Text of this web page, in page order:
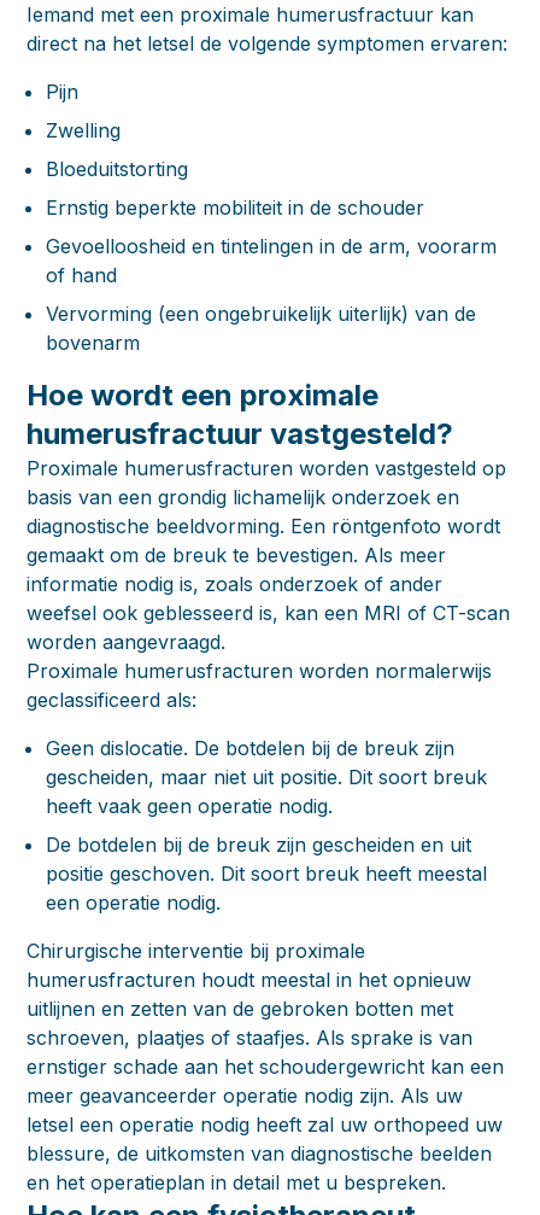
Iemand met een proximale humerusfractuur kan
direct na het letsel de volgende symptomen ervaren:
Pijn
Zwelling
Bloeduitstorting
Ernstig beperkte mobiliteit in de schouder
Gevoelloosheid en tintelingen in de arm, voorarm
of hand
Vervorming (een ongebruikelijk uiterlijk) van de
bovenarm
Hoe wordt een proximale
humerusfractuur vastgesteld?
Proximale humerusfracturen worden vastgesteld op
basis van een grondig lichamelijk onderzoek en
diagnostische beeldvorming. Een röntgenfoto wordt
gemaakt om de breuk te bevestigen. Als meer
informatie nodig is, zoals onderzoek of ander
weefsel ook geblesseerd is, kan een MRI of CT-scan
worden aangevraagd.
Proximale humerusfracturen worden normalerwijs
geclassificeerd als:
Geen dislocatie. De botdelen bij de breuk zijn
gescheiden, maar niet uit positie. Dit soort breuk
heeft vaak geen operatie nodig.
De botdelen bij de breuk zijn gescheiden en uit
positie geschoven. Dit soort breuk heeft meestal
een operatie nodig.
Chirurgische interventie bij proximale
humerusfracturen houdt meestal in het opnieuw
uitlijnen en zetten van de gebroken botten met
schroeven, plaatjes of staafjes. Als sprake is van
ernstiger schade aan het schoudergewricht kan een
meer geavanceerder operatie nodig zijn. Als uw
letsel een operatie nodig heeft zal uw orthopeed uw
blessure, de uitkomsten van diagnostische beelden
en het operatieplan in detail met u bespreken.